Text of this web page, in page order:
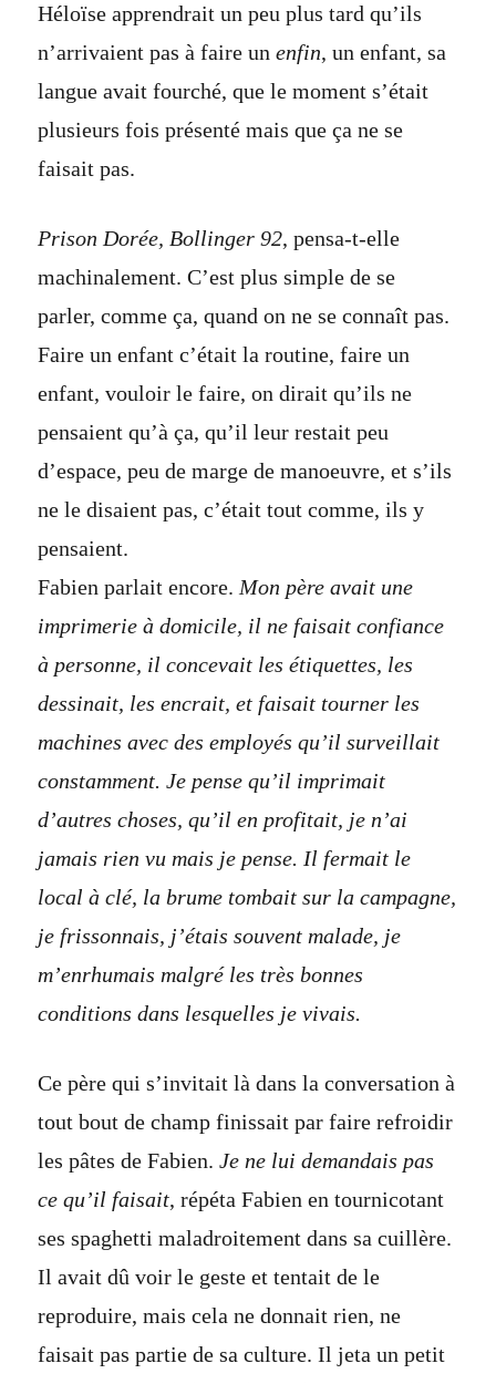
Héloïse apprendrait un peu plus tard qu’ils
n’arrivaient pas à faire unenfin, un enfant, sa
langue avait fourché, que le moment s’était
plusieurs fois présenté mais que ça ne se
faisait pas.
Prison Dorée, Bollinger 92, pensa-t-elle
machinalement. C’est plus simple de se
parler, comme ça, quand on ne se connaît pas.
Faire un enfant c’était la routine, faire un
enfant, vouloir le faire, on dirait qu’ils ne
pensaient qu’à ça, qu’il leur restait peu
d’espace, peu de marge de manoeuvre, et s’ils
ne le disaient pas, c’était tout comme, ils y
pensaient.
Fabien parlait encore. Mon père avait une
imprimerie à domicile, il ne faisait confiance
à personne, il concevait les étiquettes, les
dessinait, les encrait, et faisait tourner les
machines avec des employés qu’il surveillait
constamment. Je pense qu’il imprimait
d’autres choses, qu’il en profitait, je n’ai
jamais rien vu mais je pense. Il fermait le
local à clé, la brume tombait sur la campagne,
je frissonnais, j’étais souvent malade, je
m’enrhumais malgré les très bonnes
conditions dans lesquelles je vivais.
Ce père qui s’invitait là dans la conversation à
tout bout de champ finissait par faire refroidir
les pâtes de Fabien.Je ne lui demandais pas
ce qu’il faisait, répéta Fabien en tournicotant
ses spaghetti maladroitement dans sa cuillère.
Il avait dû voir le geste et tentait de le
reproduire, mais cela ne donnait rien, ne
faisait pas partie de sa culture. Il jeta un petit